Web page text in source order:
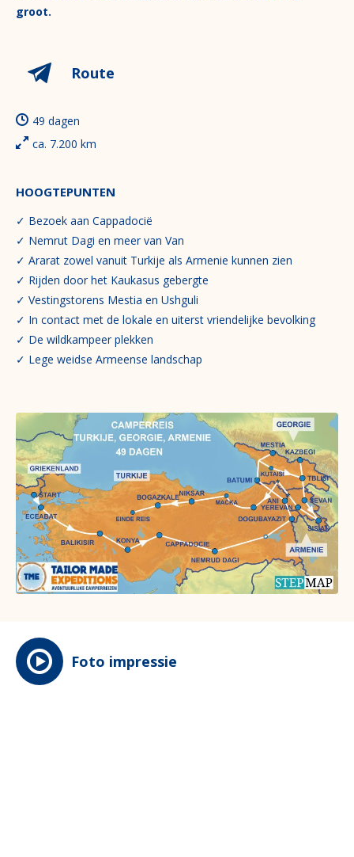
groot.
Route
49 dagen
ca. 7.200 km
HOOGTEPUNTEN
✓ Bezoek aan Cappadocië
✓ Nemrut Dagi en meer van Van
✓ Ararat zowel vanuit Turkije als Armenie kunnen zien
✓ Rijden door het Kaukasus gebergte
✓ Vestingstorens Mestia en Ushguli
✓ In contact met de lokale en uiterst vriendelijke bevolking
✓ De wildkampeer plekken
✓ Lege weidse Armeense landschap
Foto impressie